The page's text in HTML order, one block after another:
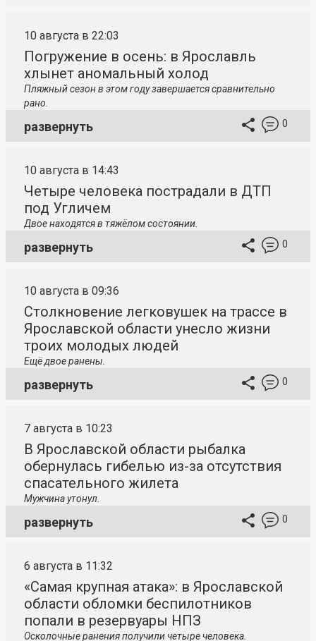
10 августа в 22:03
Погружение в осень: в Ярославль
хлынет аномальный холод
Пляжный сезон в этом году завершается сравнительно
рано.
развернуть 0
10 августа в 14:43
Четыре человека пострадали в ДТП
под Угличем
Двое находятся в тяжёлом состоянии.
развернуть 0
10 августа в 09:36
Столкновение легковушек на трассе в
Ярославской области унесло жизни
троих молодых людей
Ещё двое ранены.
развернуть 0
7 августа в 10:23
В Ярославской области рыбалка
обернулась гибелью из-за отсутствия
спасательного жилета
Мужчина утонул.
развернуть 0
6 августа в 11:32
«Самая крупная атака»: в Ярославской
области обломки беспилотников
попали в резервуары НПЗ
Осколочные ранения получили четыре человека.